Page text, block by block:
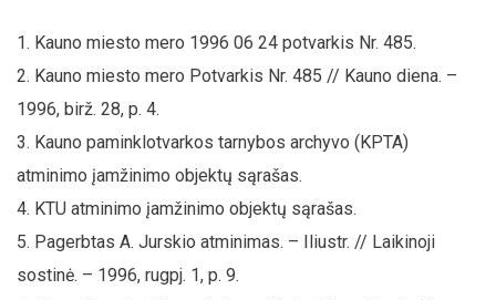
Kauno miesto mero 1996 06 24 potvarkis Nr. 485.
Kauno miesto mero Potvarkis Nr. 485 // Kauno diena. –
1996, birž. 28, p. 4.
Kauno paminklotvarkos tarnybos archyvo (KPTA)
atminimo įamžinimo objektų sąrašas.
KTU atminimo įamžinimo objektų sąrašas.
Pagerbtas A. Jurskio atminimas. – Iliustr. // Laikinoji
sostinė. – 1996, rugpj. 1, p. 9.